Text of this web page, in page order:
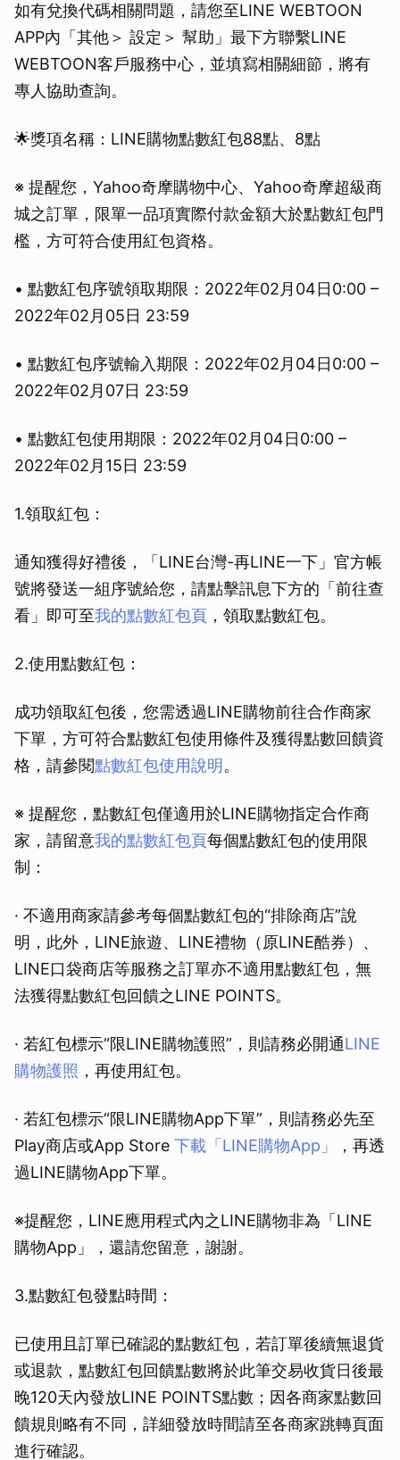
如有兌換代碼相關問題，請您至LINE WEBTOON
APP內「其他＞ 設定＞ 幫助」最下方聯繫LINE
WEBTOON客戶服務中心，並填寫相關細節，將有
專人協助查詢。
🌟獎項名稱：LINE購物點數紅包88點、8點
※ 提醒您，Yahoo奇摩購物中心、Yahoo奇摩超級商
城之訂單，限單一品項實際付款金額大於點數紅包門
檻，方可符合使用紅包資格。
• 點數紅包序號領取期限：2022年02月04日0:00 –
2022年02月05日 23:59
• 點數紅包序號輸入期限：2022年02月04日0:00 –
2022年02月07日 23:59
• 點數紅包使用期限：2022年02月04日0:00 –
2022年02月15日 23:59
1.領取紅包：
通知獲得好禮後，「LINE台灣-再LINE一下」官方帳
號將發送一組序號給您，請點擊訊息下方的「前往查
看」即可至我的點數紅包頁 ，領取點數紅包。
2.使用點數紅包：
成功領取紅包後，您需透過LINE購物前往合作商家
下單，方可符合點數紅包使用條件及獲得點數回饋資
格，請參閱點數紅包使用說明 。
※ 提醒您，點數紅包僅適用於LINE購物指定合作商
家，請留意我的點數紅包頁每個點數紅包的使用限
制：
· 不適用商家請參考每個點數紅包的“排除商店”說
明，此外，LINE旅遊、LINE禮物（原LINE酷券）、
LINE口袋商店等服務之訂單亦不適用點數紅包，無
法獲得點數紅包回饋之LINE POINTS。
· 若紅包標示“限LINE購物護照”，則請務必開通LINE
購物護照 ，再使用紅包。
· 若紅包標示“限LINE購物App下單”，則請務必先至
Play商店或App Store 下載「LINE購物App」
，再透
過LINE購物App下單。
※提醒您，LINE應用程式內之LINE購物非為「LINE
購物App」，還請您留意，謝謝。
3.點數紅包發點時間：
已使用且訂單已確認的點數紅包，若訂單後續無退貨
或退款，點數紅包回饋點數將於此筆交易收貨日後最
晚120天內發放LINE POINTS點數；因各商家點數回
饋規則略有不同，詳細發放時間請至各商家跳轉頁面
進行確認。